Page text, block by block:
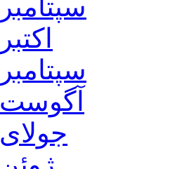
سپتامبر 2025
اکتبر 2016
سپتامبر 2016
آگوست 2016
جولای 2016